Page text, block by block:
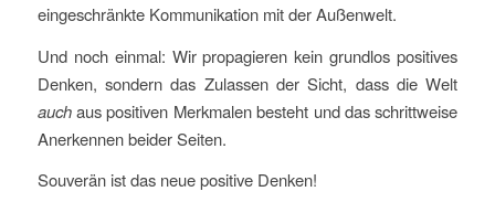
eingeschränkte Kommunikation mit der Außenwelt.
Und noch einmal: Wir propagieren kein grundlos positives
Denken, sondern das Zulassen der Sicht, dass die Welt
auchaus positiven Merkmalen besteht und das schrittweise
Anerkennen beider Seiten.
Souverän ist das neue positive Denken!